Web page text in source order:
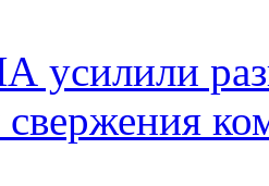
усилили
свержения